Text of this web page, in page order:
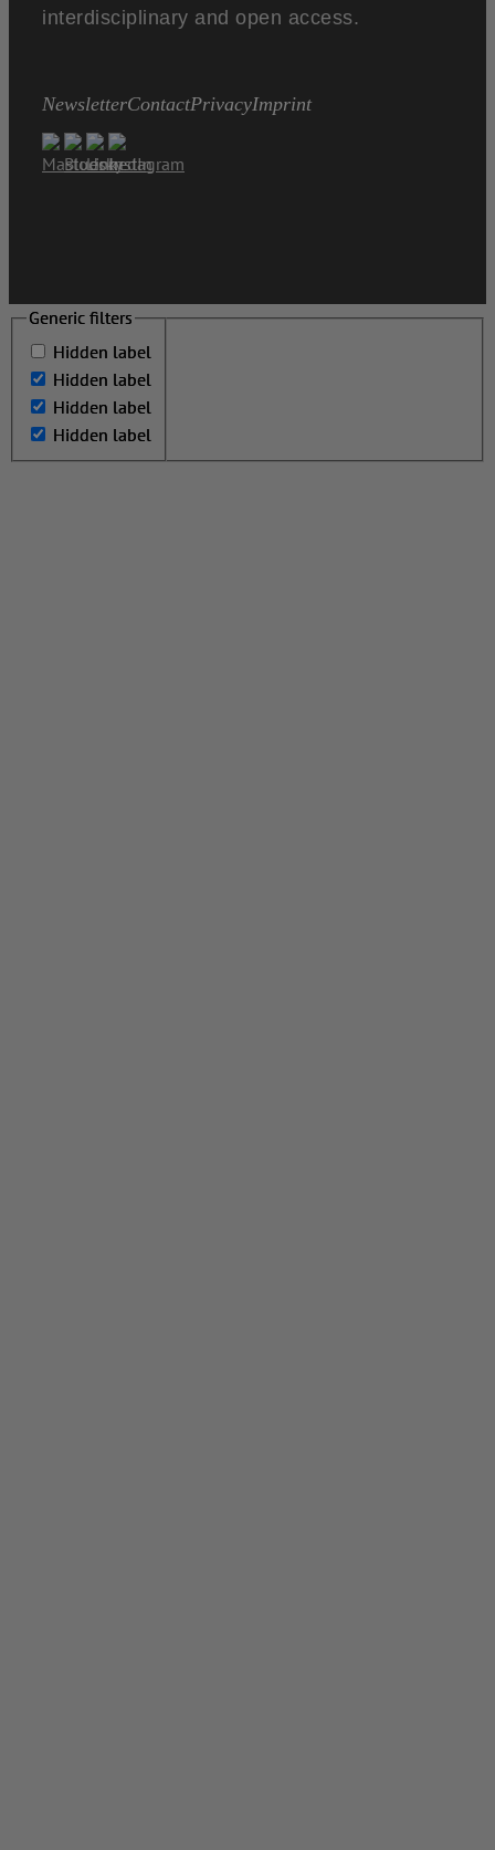
interdisciplinary and open access.
NewsletterContactPrivacyImprint
Generic filters
Hidden label
Hidden label
Hidden label
Hidden label
Generic filters
Hidden label
Hidden label
Hidden label
Hidden label